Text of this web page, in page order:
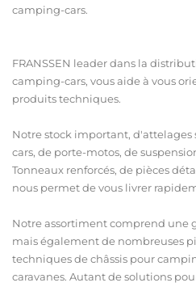
camping-cars.
FRANSSEN leader dans la
camping-cars, vous aide à vous
produits techniques.
Notre stock important,
cars, de porte-motos, de
Tonneaux renforcés, de pièces
nous permet de vous livrer
Notre assortiment comprend une
mais également de nombreuses
techniques de châssis pour
caravanes. Autant de solutions